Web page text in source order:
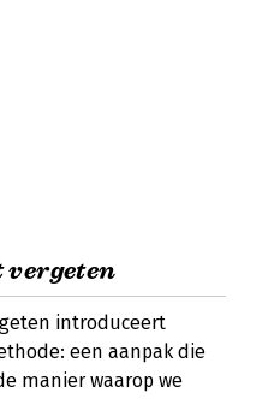
vergeten
introduceert
een aanpak die
manier waarop we